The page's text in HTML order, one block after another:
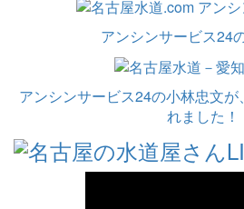
アンシンサービス24
アンシンサービス24の小林忠文
れました！